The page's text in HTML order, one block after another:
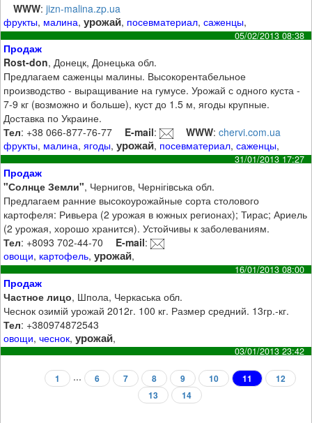
WWW:jizn-malina.zp.ua
фрукты, малина,урожай, посевматериал,саженцы,
05/02/2013 08:38
Продаж
Rost-don, Донецк, Донецька обл.
Предлагаем саженцы малины. Высокорентабельное
производство - выращивание на гумусе. Урожай с одного куста -
7-9 кг (возможно и больше), куст до 1.5 м, ягоды крупные.
Доставка по Украине.
Тел: +38 066-877-76-77 E-mail: WWW:chervi.com.ua
фрукты, малина,ягоды,урожай, посевматериал,саженцы,
31/01/2013 17:27
Продаж
"Солнце Земли", Чернигов, Чернігівська обл.
Предлагаем ранние высокоурожайные сорта столового
картофеля: Ривьера (2 урожая в южных регионах); Тирас; Ариель
(2 урожая, хорошо хранится). Устойчивы к заболеваниям.
Тел: +8093 702-44-70 E-mail:
овощи, картофель,урожай,
16/01/2013 08:00
Продаж
Частное лицо, Шпола, Черкаська обл.
Чеснок озимій урожай 2012г. 100 кг. Размер средний. 13гр.-кг.
Тел: +380974872543
овощи,чеснок,урожай,
03/01/2013 23:42
1 ... 6 7 8 9 10 11
12
13
14